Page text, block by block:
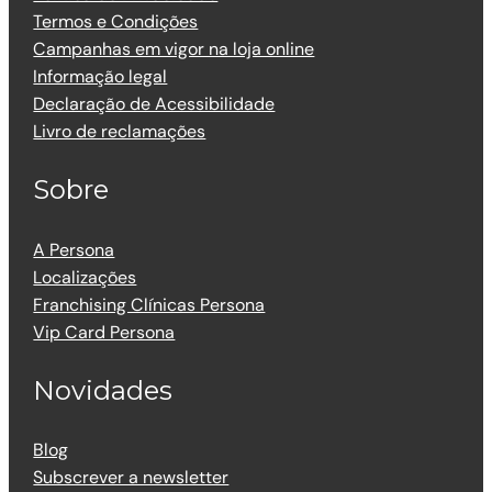
Termos e Condições
Campanhas em vigor na loja online
Informação legal
Declaração de Acessibilidade
Livro de reclamações
Sobre
A Persona
Localizações
Franchising Clínicas Persona
Vip Card Persona
Novidades
Blog
Subscrever a newsletter